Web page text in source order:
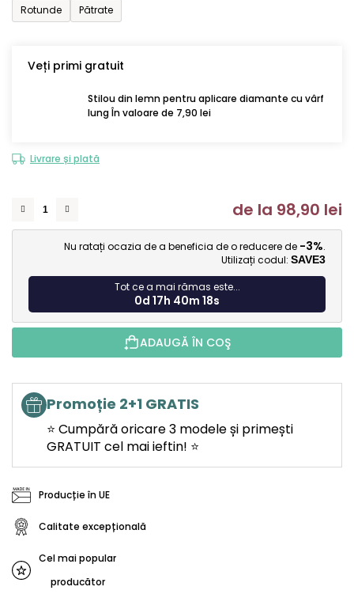
Rotunde
Pătrate
Veți primi gratuit
Stilou din lemn pentru aplicare diamante cu vârf
lung În valoare de 7,90 lei
Livrare și plată
de la 98,90 lei
Nu ratați ocazia de a beneficia de o reducere de -3%.
Utilizați codul: SAVE3
Tot ce a mai rămas este...
0d 17h 40m 17s
ADAUGĂ ÎN COŞ
Promoție 2+1 GRATIS
⭐ Cumpără oricare 3 modele și primești
GRATUIT cel mai ieftin! ⭐
Producție în UE
Calitate excepțională
Cel mai popular
producător